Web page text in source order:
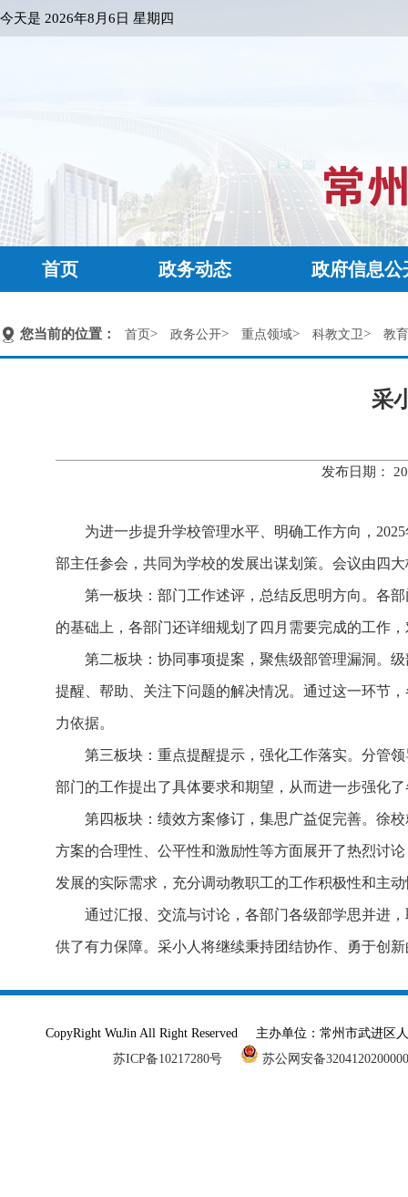
今天是 2026年8月6日 星期四
首页 政务动态 政府信息公
您当前的位置： 首页> 政务公开> 重点领域> 科教文卫> 教
采
发布日期：
为进一步提升学校管理水平、明确工作方向，
部主任参会，共同为学校的发展出谋划策。会议由四
第一板块：部门工作述评，总结反思明方向。各
的基础上，各部门还详细规划了四月需要完成的工作
第二板块：协同事项提案，聚焦级部管理漏洞。
提醒、帮助、关注下问题的解决情况。通过这一环节
力依据。
第三板块：重点提醒提示，强化工作落实。分管
部门的工作提出了具体要求和期望，从而进一步强化
第四板块：绩效方案修订，集思广益促完善。徐
方案的合理性、公平性和激励性等方面展开了热烈讨
发展的实际需求，充分调动教职工的工作积极性和主
通过汇报、交流与讨论，各部门各级部学思并进
供了有力保障。采小人将继续秉持团结协作、勇于创
CopyRight WuJin All Right Reserved 主办单位：常州市武进
苏ICP备10217280号
苏公网安备